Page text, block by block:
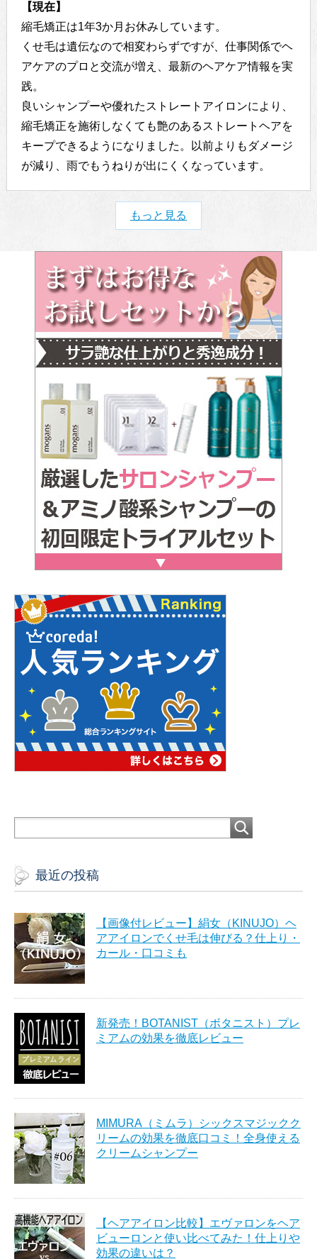
【現在】
縮毛矯正は1年3か月お休みしています。
くせ毛は遺伝なので相変わらずですが、仕事関係でヘ
アケアのプロと交流が増え、最新のヘアケア情報を実
践。
良いシャンプーや優れたストレートアイロンにより、
縮毛矯正を施術しなくても艶のあるストレートヘアを
キープできるようになりました。以前よりもダメージ
が減り、雨でもうねりが出にくくなっています。
もっと見る
最近の投稿
【画像付レビュー】絹女（KINUJO）ヘ
アアイロンでくせ毛は伸びる？仕上り・
カール・口コミも
新発売！BOTANIST（ボタニスト）プレ
ミアムの効果を徹底レビュー
MIMURA（ミムラ）シックスマジックク
リームの効果を徹底口コミ！全身使える
クリームシャンプー
【ヘアアイロン比較】エヴァロンをヘア
ビューロンと使い比べてみた！仕上りや
効果の違いは？